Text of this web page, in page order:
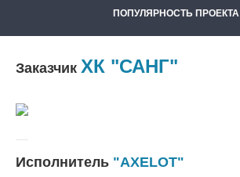
ПОПУЛЯРНОСТЬ ПРОЕКТА
Заказчик ХК "САНГ"
Исполнитель "AXELOT"